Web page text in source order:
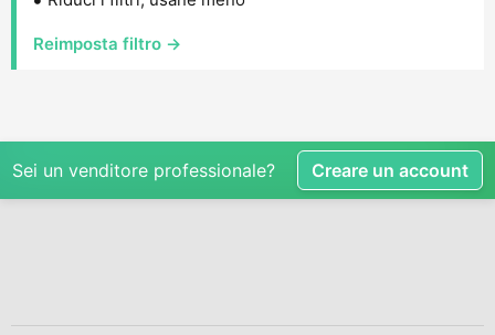
Reimposta filtro →
Sei un venditore professionale? Creare un account